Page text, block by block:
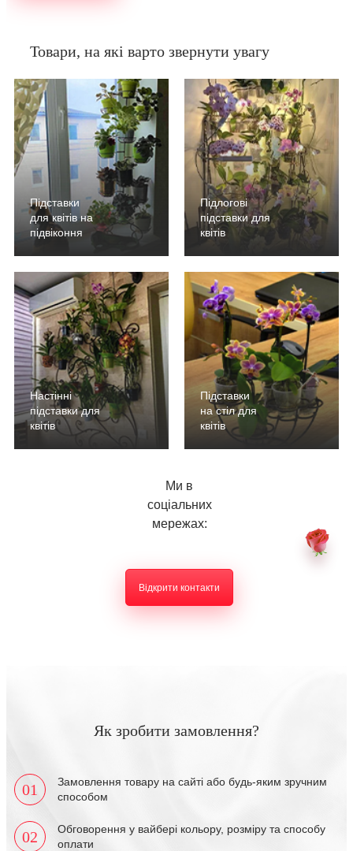
Товари, на які варто звернути увагу
Підставки
для квітів на
підвіконня
Підлогові
підставки для
квітів
Настінні
підставки для
квітів
Підставки
на стіл для
квітів
Ми в
соціальних
мережах:
Відкрити контакти
Як зробити замовлення?
01
Замовлення товару на сайті або будь-яким зручним
способом
02
Обговорення у вайбері кольору, розміру та способу
оплати